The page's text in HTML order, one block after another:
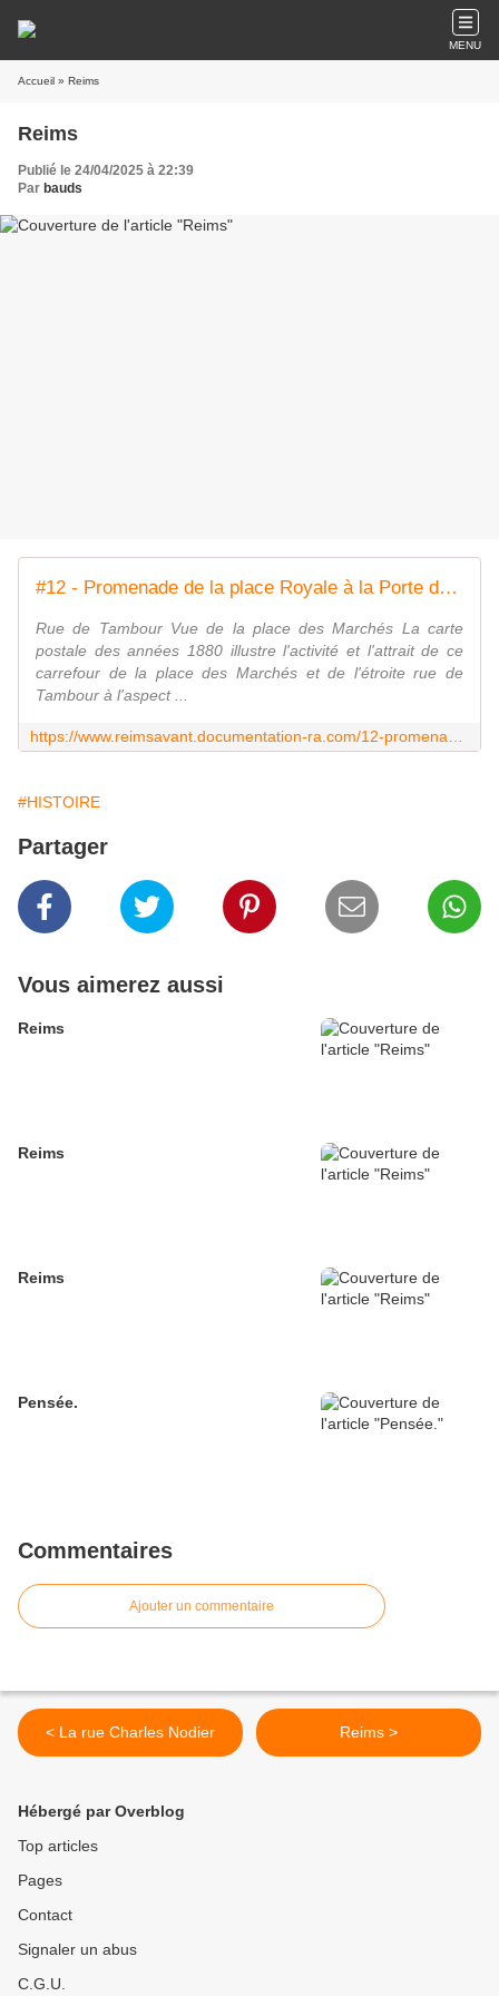
MENU
Accueil » Reims
Reims
Publié le 24/04/2025 à 22:39
Par bauds
#12 - Promenade de la place Royale à la Porte de Mars
Rue de Tambour Vue de la place des Marchés La carte
postale des années 1880 illustre l'activité et l'attrait de ce
carrefour de la place des Marchés et de l'étroite rue de
Tambour à l'aspect ...
#HISTOIRE
Partager
Vous aimerez aussi
Reims
Reims
Reims
Pensée.
Commentaires
Ajouter un commentaire
< La rue Charles Nodier Reims >
Hébergé par Overblog
Top articles
Pages
Contact
Signaler un abus
C.G.U.